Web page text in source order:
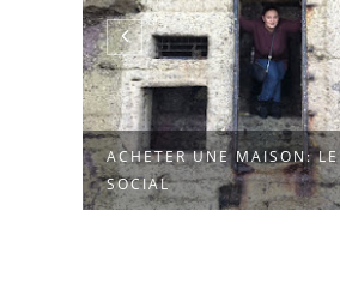
ACHETER UNE MAISON:
SOCIAL